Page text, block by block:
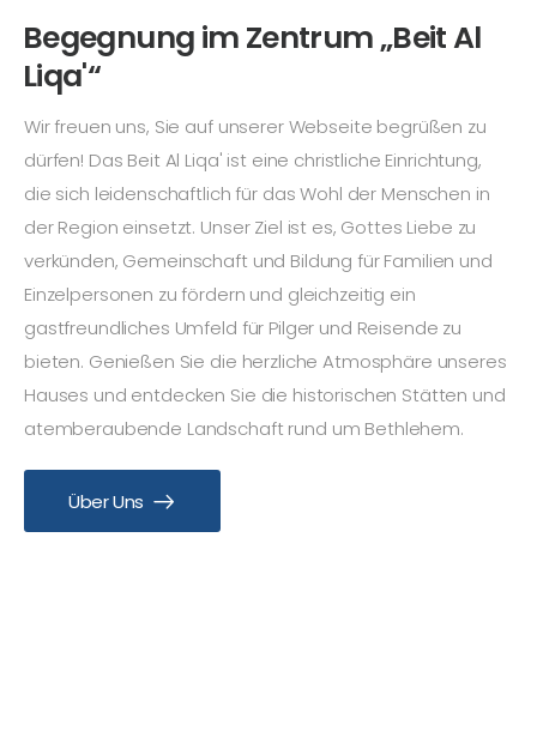
Begegnung im Zentrum „Beit Al
Liqa'“
Wir freuen uns, Sie auf unserer Webseite begrüßen zu
dürfen! Das Beit Al Liqa' ist eine christliche Einrichtung,
die sich leidenschaftlich für das Wohl der Menschen in
der Region einsetzt. Unser Ziel ist es, Gottes Liebe zu
verkünden, Gemeinschaft und Bildung für Familien und
Einzelpersonen zu fördern und gleichzeitig ein
gastfreundliches Umfeld für Pilger und Reisende zu
bieten. Genießen Sie die herzliche Atmosphäre unseres
Hauses und entdecken Sie die historischen Stätten und
atemberaubende Landschaft rund um Bethlehem.
Über Uns